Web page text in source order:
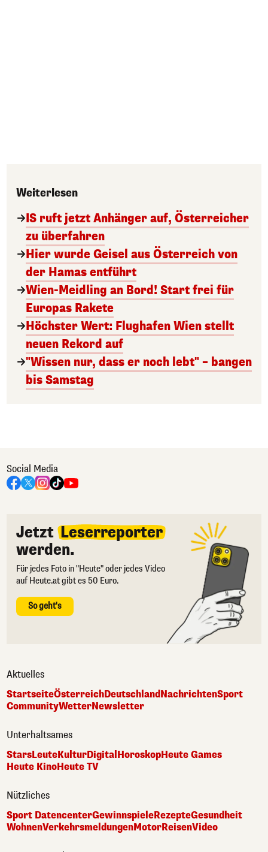
Weiterlesen
IS ruft jetzt Anhänger auf, Österreicher
zu überfahren
Hier wurde Geisel aus Österreich von
der Hamas entführt
Wien-Meidling an Bord! Start frei für
Europas Rakete
Höchster Wert: Flughafen Wien stellt
neuen Rekord auf
"Wissen nur, dass er noch lebt" – bangen
bis Samstag
Social Media
Jetzt Leserreporter
werden.
Für jedes Foto in "Heute" oder jedes Video
auf Heute.at gibt es 50 Euro.
So geht's
Aktuelles
StartseiteÖsterreichDeutschlandNachrichtenSport
CommunityWetterNewsletter
Unterhaltsames
StarsLeuteKulturDigital HoroskopHeute Games
Heute KinoHeute TV
Nützliches
Sport DatencenterGewinnspieleRezepteGesundheit
WohnenVerkehrsmeldungenMotorReisenVideo